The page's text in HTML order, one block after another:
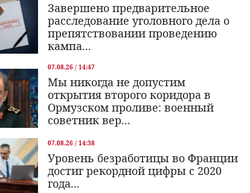
Завершено предварительное
расследование уголовного дела о
препятствовании проведению
кампа...
07.08.26 / 14:47
Мы никогда не допустим
открытия второго коридора в
Ормузском проливе: военный
советник вер...
07.08.26 / 14:38
Уровень безработицы во Франции
достиг рекордной цифры с 2020
года...